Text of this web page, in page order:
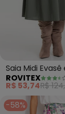
Saia Midi Evasê
Popeline
ROVITEX
R$ 53,74R$
-58%